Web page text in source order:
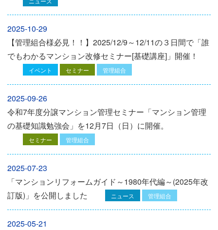
2025-10-29
【管理組合様必見！！】2025/12/9～12/11の３日間で「誰
でもわかるマンション改修セミナー[基礎講座]」開催！
イベント セミナー 管理組合
2025-09-26
令和7年度分譲マンション管理セミナー「マンション管理
の基礎知識勉強会」を12⽉7⽇（⽇）に開催。
セミナー 管理組合
2025-07-23
「マンションリフォームガイド～1980年代編～(2025年改
訂版)」を公開しました
ニュース 管理組合
2025-05-21